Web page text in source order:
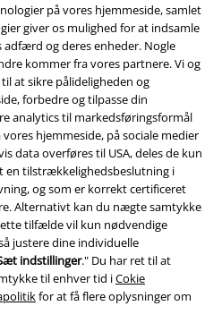
på vores hjemmeside, samlet
giver os mulighed for at indsamle
og deres enheder. Nogle
kommer fra vores partnere. Vi og
at sikre pålideligheden og
forbedre og tilpasse din
analytics til markedsføringsformål
hjemmeside, på sociale medier
data overføres til USA, deles de kun
en tilstrækkelighedsbeslutning i
og som er korrekt certificeret
Alternativt kan du nægte samtykke
tilfælde vil kun nødvendige
justere dine individuelle
indstillinger." Du har ret til at
til enhver tid iCokie
for at få flere oplysninger om